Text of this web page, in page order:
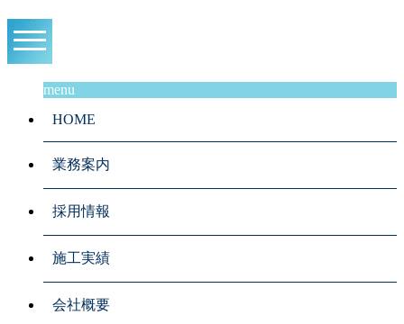
menu
HOME
業務案内
採用情報
施工実績
会社概要